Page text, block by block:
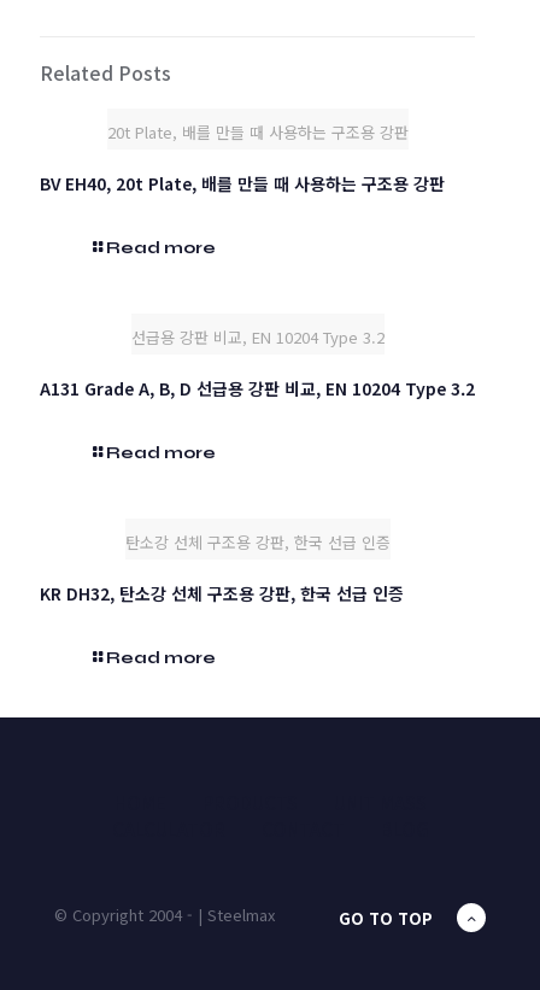
Related Posts
20t Plate, 배를 만들 때 사용하는 구조용 강판
BV EH40, 20t Plate, 배를 만들 때 사용하는 구조용 강판
Read more
선급용 강판 비교, EN 10204 Type 3.2
A131 Grade A, B, D 선급용 강판 비교, EN 10204 Type 3.2
Read more
탄소강 선체 구조용 강판, 한국 선급 인증
KR DH32, 탄소강 선체 구조용 강판, 한국 선급 인증
Read more
© Copyright 2004 - | Steelmax GO TO TOP